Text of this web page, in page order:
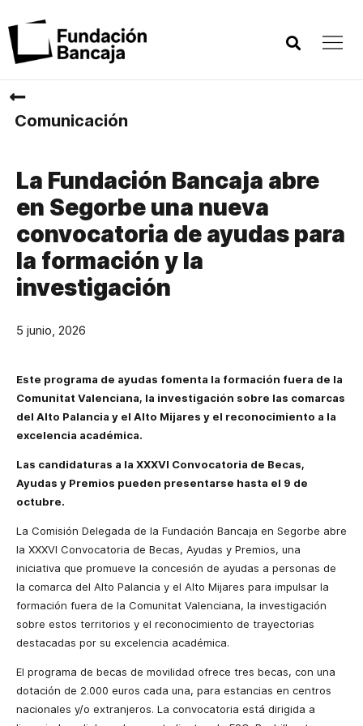
Comunicación
La Fundación Bancaja abre
en Segorbe una nueva
convocatoria de ayudas para
la formación y la
investigación
5 junio, 2026
Este programa de ayudas fomenta la formación fuera de la
Comunitat Valenciana, la investigación sobre las comarcas
del Alto Palancia y el Alto Mijares y el reconocimiento a la
excelencia académica.
Las candidaturas a la XXXVI Convocatoria de Becas,
Ayudas y Premios pueden presentarse hasta el 9 de
octubre.
La Comisión Delegada de la Fundación Bancaja en Segorbe abre
la XXXVI Convocatoria de Becas, Ayudas y Premios, una
iniciativa que promueve la concesión de ayudas a personas de
la comarca del Alto Palancia y el Alto Mijares para impulsar la
formación fuera de la Comunitat Valenciana, la investigación
sobre estos territorios y el reconocimiento de trayectorias
destacadas por su excelencia académica.
El programa de becas de movilidad ofrece tres becas, con una
dotación de 2.000 euros cada una, para estancias en centros
nacionales y/o extranjeros. La convocatoria está dirigida a